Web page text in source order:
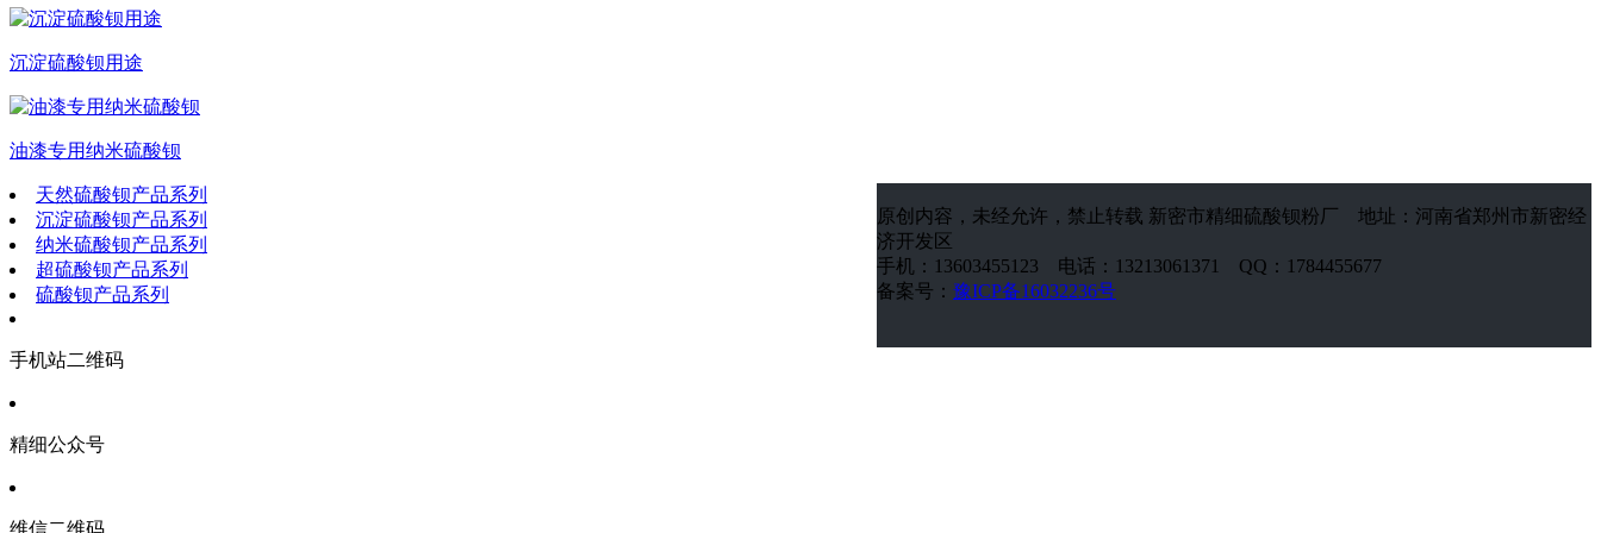
沉淀硫酸钡用途
油漆专用纳米硫酸钡
天然硫酸钡产品系列
沉淀硫酸钡产品系列
纳米硫酸钡产品系列
超硫酸钡产品系列
硫酸钡产品系列
原创内容，未经允许，禁止转载 新密市精细硫酸钡粉厂 地址：河南省郑州市新密经
济开发区
手机：13603455123 电话：13213061371 QQ：1784455677
备案号： 豫ICP备16032236号
手机站二维码
精细公众号
维信二维码